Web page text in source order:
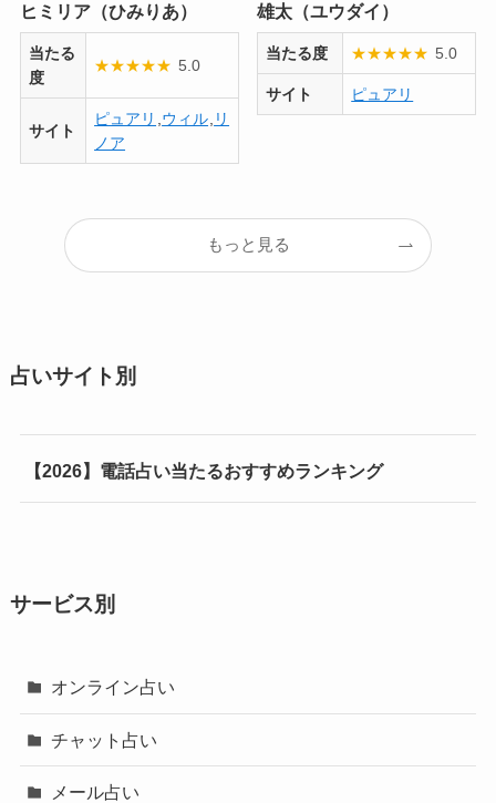
ヒミリア（ひみりあ）
当たる
度
★★★★★ 5.0
サイト
ピュアリ ,ウィル, リ
ノア
雄太（ユウダイ）
当たる度 ★★★★★ 5.0
サイト ピュアリ
もっと見る
占いサイト別
【2026】電話占い当たるおすすめランキング
サービス別
オンライン占い
チャット占い
メール占い